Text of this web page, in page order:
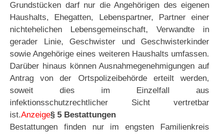
Grundstücken darf nur die Angehörigen des eigenen
Haushalts, Ehegatten, Lebenspartner, Partner einer
nichtehelichen Lebensgemeinschaft, Verwandte in
gerader Linie, Geschwister und Geschwisterkinder
sowie Angehörige eines weiteren Haushalts umfassen.
Darüber hinaus können Ausnahmegenehmigungen auf
Antrag von der Ortspolizeibehörde erteilt werden,
soweit dies im Einzelfall aus
infektionsschutzrechtlicher Sicht vertretbar
ist.Anzeige§ 5 Bestattungen
Bestattungen finden nur im engsten Familienkreis